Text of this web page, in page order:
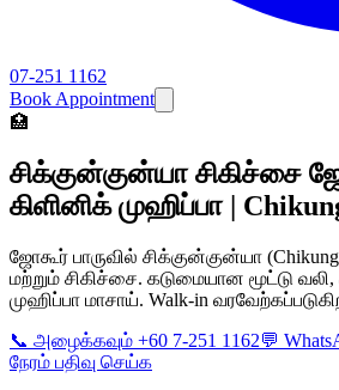
07-251 1162
Book Appointment
🏥
சிக்குன்குன்யா சிகிச்சை
கிளினிக் முஹிப்பா |
ஜோகூர் பாருவில் சிக்குன்குன்யா
மற்றும் சிகிச்சை. கடுமையான மூட்டு
முஹிப்பா மாசாய். Walk-in
📞 அழைக்கவும் +60 7-251 1162💬
நேரம் பதிவு செய்க